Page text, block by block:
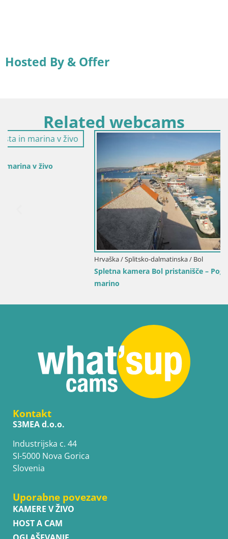
Hosted By & Offer
Related webcams
Hrvaška / Splitsko-dalmatinska / Bol
Spletna kamera Bol pristanišče – Pogled v živo na Rivo in
Kontakt
S3MEA d.o.o.
Industrijska c. 44
SI-5000 Nova Gorica
Slovenia
Uporabne povezave
KAMERE V ŽIVO
HOST A CAM